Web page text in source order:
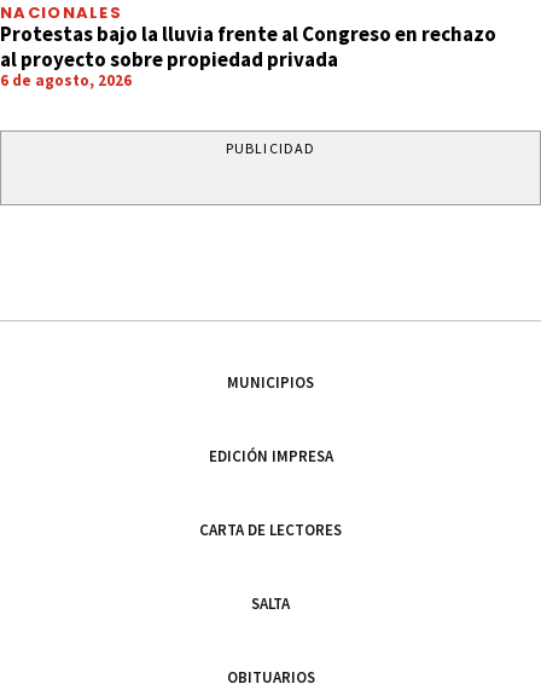
NACIONALES
Protestas bajo la lluvia frente al Congreso en rechazo
al proyecto sobre propiedad privada
6 de agosto, 2026
PUBLICIDAD
MUNICIPIOS
EDICIÓN IMPRESA
CARTA DE LECTORES
SALTA
OBITUARIOS